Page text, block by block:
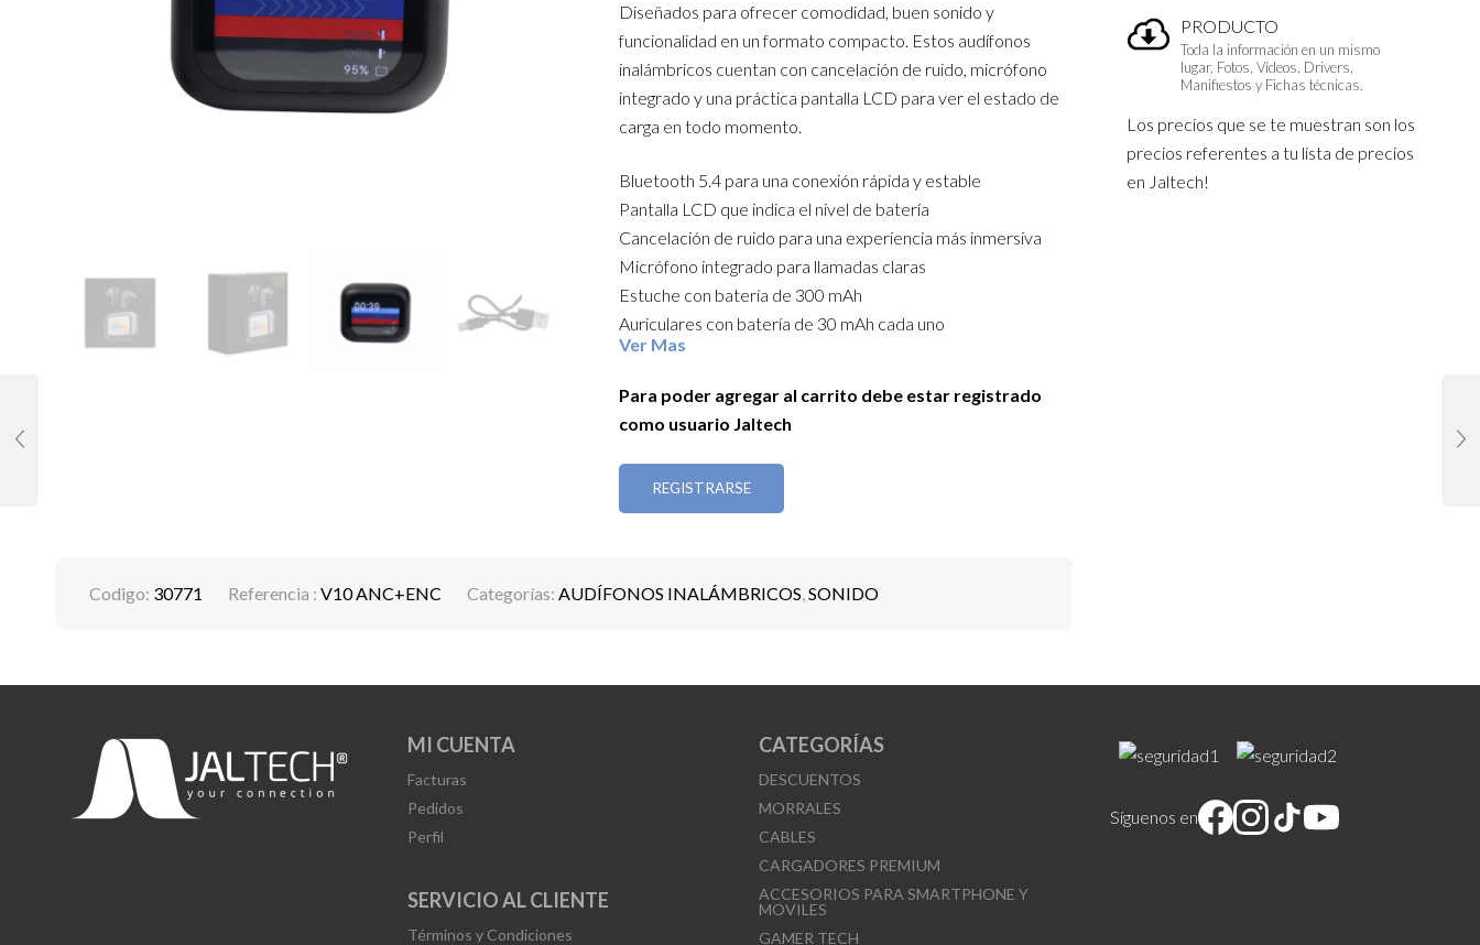
PRODUCTO
Toda la información en un mismo
lugar, Fotos, Vídeos, Drivers,
Manifiestos y Fichas técnicas.
Los precios que se te muestran son los
precios referentes a tu lista de precios
en Jaltech!
Diseñados para ofrecer comodidad, buen sonido y
funcionalidad en un formato compacto. Estos audífonos
inalámbricos cuentan con cancelación de ruido, micrófono
integrado y una práctica pantalla LCD para ver el estado de
carga en todo momento.
Bluetooth 5.4 para una conexión rápida y estable
Pantalla LCD que indica el nivel de batería
Cancelación de ruido para una experiencia más inmersiva
Micrófono integrado para llamadas claras
Estuche con batería de 300 mAh
Auriculares con batería de 30 mAh cada uno
Tiempo de reproducción de 5 a 6 horas
Color: negro
Perfectos para el día a día, con estilo y total libertad de
movimiento.
Ver Mas
Para poder agregar al carrito debe estar registrado
como usuario Jaltech
REGISTRARSE
Codigo: 30771 Referencia : V10 ANC+ENC Categorías: AUDÍFONOS INALÁMBRICOS,SONIDO
MI CUENTA
Facturas
Pedidos
Perfil
SERVICIO AL CLIENTE
Términos y Condiciones
CATEGORÍAS
DESCUENTOS
MORRALES
CABLES
CARGADORES PREMIUM
ACCESORIOS PARA SMARTPHONE Y
MOVILES
GAMER TECH
Síguenos en